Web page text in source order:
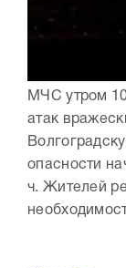
МЧС утром 10
атак
опасности
ч. Жителей